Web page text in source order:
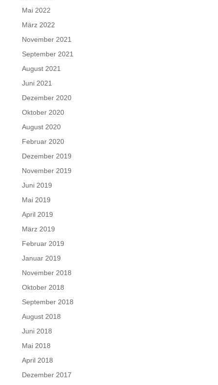
Mai 2022
März 2022
November 2021
September 2021
August 2021
Juni 2021
Dezember 2020
Oktober 2020
August 2020
Februar 2020
Dezember 2019
November 2019
Juni 2019
Mai 2019
April 2019
März 2019
Februar 2019
Januar 2019
November 2018
Oktober 2018
September 2018
August 2018
Juni 2018
Mai 2018
April 2018
Dezember 2017